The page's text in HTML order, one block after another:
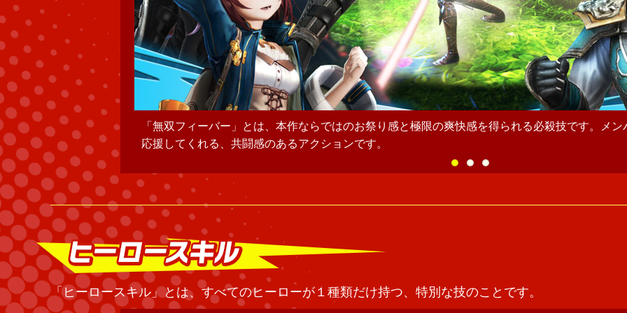
「無双フィーバー」とは、本作ならではのお祭り感と極限の爽快感を得られる必殺技です。メ
応援してくれる、共闘感のあるアクションです。
「ヒーロースキル」とは、すべてのヒーローが１種類だけ持つ、特別な技のことです。